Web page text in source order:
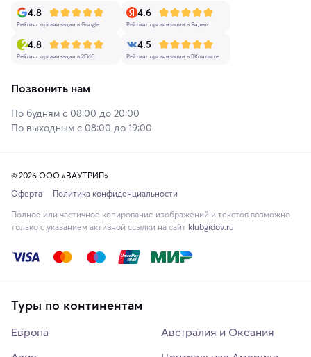
4.8
Рейтинг организации в Google
4.6
Рейтинг организации в Яндекс
4.8
Рейтинг организации в 2ГИС
4.5
Рейтинг организации в ВКонтакте
Позвонить нам
По будням с 08:00 до 20:00
По выходным с 08:00 до 19:00
© 2026 ООО «ВАУТРИП»
Оферта
Политика конфиденциальности
Полное или частичное копирование изображений и текстов возможно
только с указанием активной ссылки на сайт klubgidov.ru
Туры по континентам
Европа
Австралия и Океания